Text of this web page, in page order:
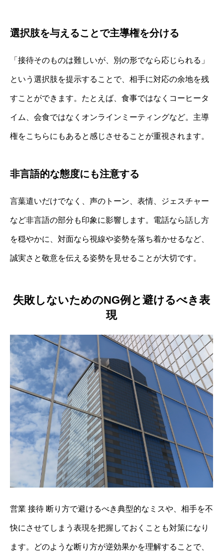
選択肢を与えることで主導権を分ける
「接待そのものは難しいが、別の形でなら応じられる」
という選択肢を提示することで、相手に対応の余地を残
すことができます。たとえば、食事ではなくコーヒータ
イム、会食ではなくオンラインミーティングなど。主導
権をこちらにもあると感じさせることが重視されます。
非言語的な態度にも注意する
言葉遣いだけでなく、声のトーン、表情、ジェスチャー
など非言語の部分も印象に影響します。電話なら話し方
を穏やかに、対面なら視線や姿勢を落ち着かせるなど、
誠実さと敬意を伝える姿勢を見せることが大切です。
失敗しないためのNG例と避けるべき表
現
営業 接待 断り方で避けるべき典型的なミスや、相手を不
快にさせてしまう表現を把握しておくことも対策になり
ます。どのような断り方が逆効果かを理解することで、